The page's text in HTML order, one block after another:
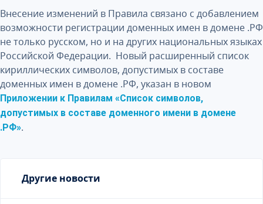
Внесение изменений в Правила связано с добавлением
возможности регистрации доменных имен в домене .РФ
не только русском, но и на других национальных языках
Российской Федерации. Новый расширенный список
кириллических символов, допустимых в составе
доменных имен в домене .РФ, указан в новом
Приложении к Правилам «Список символов,
допустимых в составе доменного имени в домене
.РФ».
Другие новости